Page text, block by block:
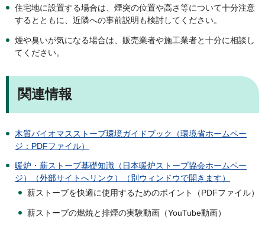
住宅地に設置する場合は、煙突の位置や高さ等について十分注意
するとともに、近隣への事前説明も検討してください。
煙や臭いが気になる場合は、販売業者や施工業者と十分に相談し
てください。
関連情報
木質バイオマスストーブ環境ガイドブック（環境省ホームペー
ジ：PDFファイル）
暖炉・薪ストーブ基礎知識（日本暖炉ストーブ協会ホームペー
ジ）（外部サイトへリンク）（別ウィンドウで開きます）
薪ストーブを快適に使用するためのポイント（PDFファイル）
薪ストーブの燃焼と排煙の実験動画（YouTube動画）